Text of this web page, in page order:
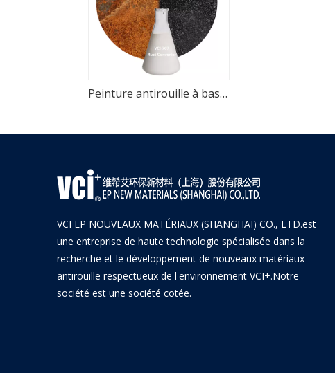
Peinture antirouille à base d’eau pour le traitement de la rouille des métaux
VCI EP NOUVEAUX MATÉRIAUX (SHANGHAI) CO., LTD.est
une entreprise de haute technologie spécialisée dans la
recherche et le développement de nouveaux matériaux
antirouille respectueux de l'environnement VCI+.Notre
société est une société cotée.